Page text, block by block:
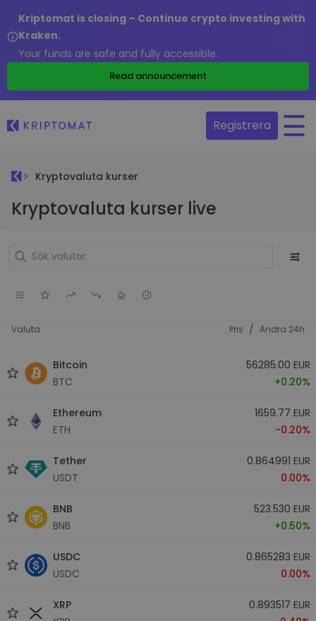
Kriptomat is closing – Continue crypto investing with
Kraken.
Your funds are safe and fully accessible.
Read announcement
Registrera
Kryptovaluta kurser
Kryptovaluta kurser live
Valuta Pris / Ändra 24h
Bitcoin
BTC
56285.00 EUR
+0.20%
Ethereum
ETH
1659.77 EUR
-0.20%
Tether
USDT
0.864991 EUR
0.00%
BNB
BNB
523.530 EUR
+0.50%
USDC
USDC
0.865283 EUR
0.00%
XRP
0.893517 EUR